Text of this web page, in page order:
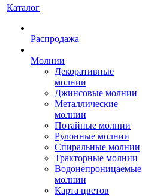
Каталог
Распродажа
Молнии
Декоративные
молнии
Джинсовые молнии
Металлические
молнии
Потайные молнии
Рулонные молнии
Спиральные молнии
Тракторные молнии
Водонепроницаемые
молнии
Карта цветов